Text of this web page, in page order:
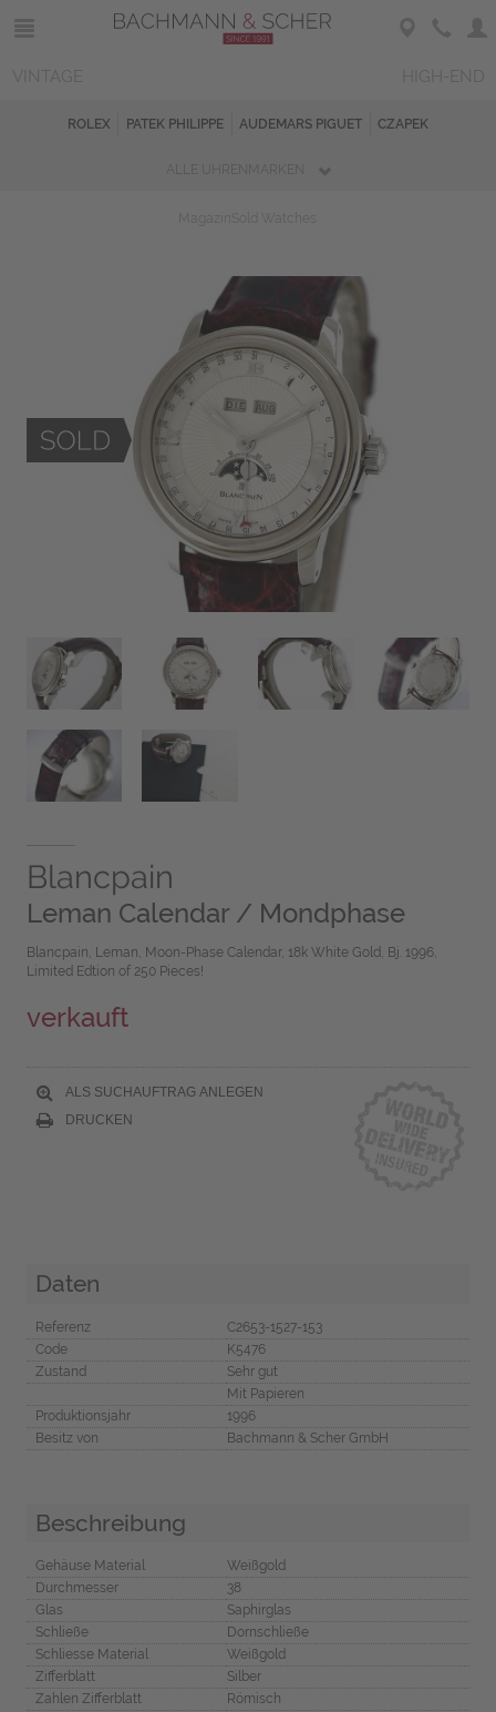
ROLEX PATEK PHILIPPE AUDEMARS PIGUET CZAPEK
Blancpain
Leman Calendar / Mondphase
Blancpain, Leman, Moon-Phase Calendar, 18k White Gold, Bj. 1996,
Limited Edtion of 250 Pieces!
verkauft
ALS SUCHAUFTRAG ANLEGEN
DRUCKEN
Daten
Referenz
C2653-1527-153
Code
K5476
Zustand
Sehr gut
Mit Papieren
Produktionsjahr
1996
Besitz von
Bachmann & Scher GmbH
Beschreibung
Gehäuse Material
Weißgold
Durchmesser
38
Glas
Saphirglas
Schließe
Dornschließe
Schliesse Material
Weißgold
Zifferblatt
Silber
Zahlen Zifferblatt
Römisch